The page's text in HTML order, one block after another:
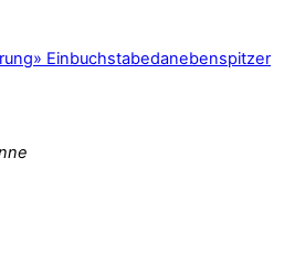
» Einbuchstabedanebenspitzer